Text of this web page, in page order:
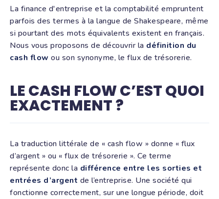
La finance d'entreprise et la comptabilité empruntent
parfois des termes à la langue de Shakespeare, même
si pourtant des mots équivalents existent en français.
Nous vous proposons de découvrir la définition du
cash flow ou son synonyme, le flux de trésorerie.
LE CASH FLOW C’EST QUOI
EXACTEMENT ?
La traduction littérale de « cash flow » donne « flux
d’argent » ou « flux de trésorerie ». Ce terme
représente donc la différence entre les sorties et
entrées d’argent de l’entreprise. Une société qui
fonctionne correctement, sur une longue période, doit